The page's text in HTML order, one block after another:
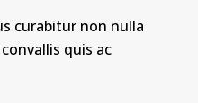
curabitur non nulla
quis ac